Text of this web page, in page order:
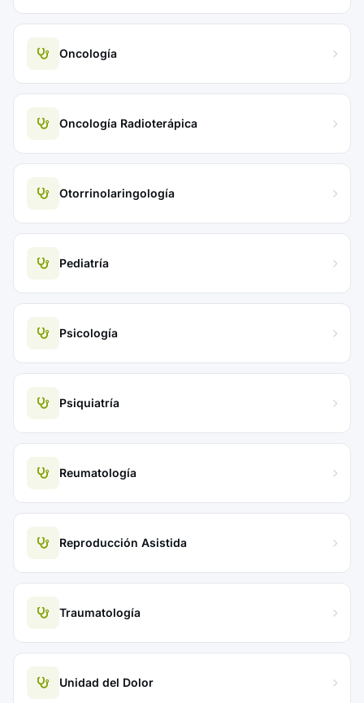
Oncología
Oncología Radioterápica
Otorrinolaringología
Pediatría
Psicología
Psiquiatría
Reumatología
Reproducción Asistida
Traumatología
Unidad del Dolor